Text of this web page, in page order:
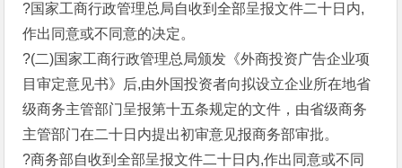
?国家工商行政管理总局自收到全部呈报文件二十日内,
作出同意或不同意的决定。
?(二)国家工商行政管理总局颁发《外商投资广告企业项
目审定意见书》后,由外国投资者向拟设立企业所在地省
级商务主管部门呈报第十五条规定的文件，由省级商务
主管部门在二十日内提出初审意见报商务部审批。
?商务部自收到全部呈报文件二十日内,作出同意或不同